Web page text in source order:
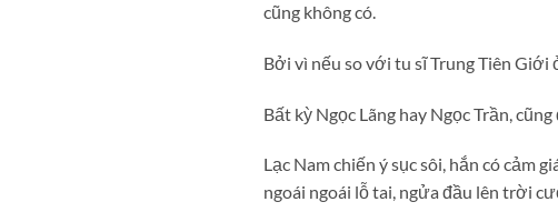
cũng không có.
Bởi vì nếu so với tu sĩ Trung Tiên
Bất kỳ Ngọc Lãng hay Ngọc Trần,
Lạc Nam chiến ý sục sôi, hắn có cảm
ngoái ngoái lỗ tai, ngửa đầu lên trời